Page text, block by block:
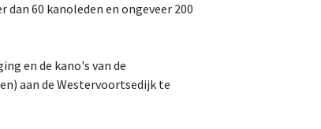
60 kanoleden en ongeveer 200
en de kano's van de
aan de Westervoortsedijk te